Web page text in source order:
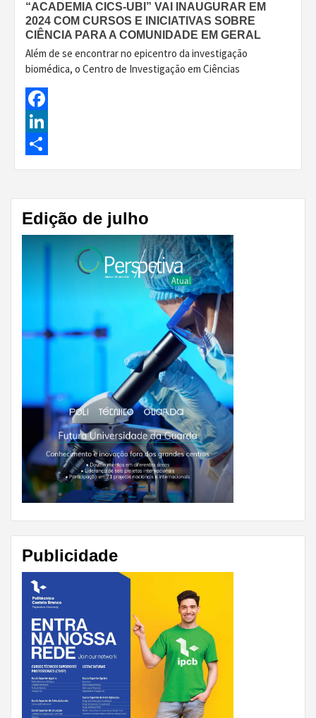
“ACADEMIA CICS-UBI” VAI INAUGURAR EM
2024 COM CURSOS E INICIATIVAS SOBRE
CIÊNCIA PARA A COMUNIDADE EM GERAL
Além de se encontrar no epicentro da investigação
biomédica, o Centro de Investigação em Ciências
Facebook
LinkedIn
Share
Edição de julho
Publicidade